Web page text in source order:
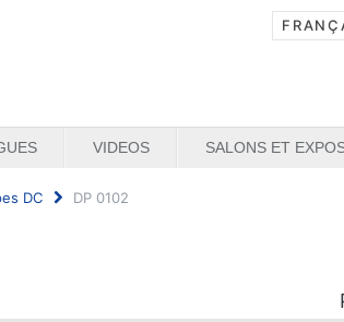
VIDEOS SALONS ET
DC DP 0102